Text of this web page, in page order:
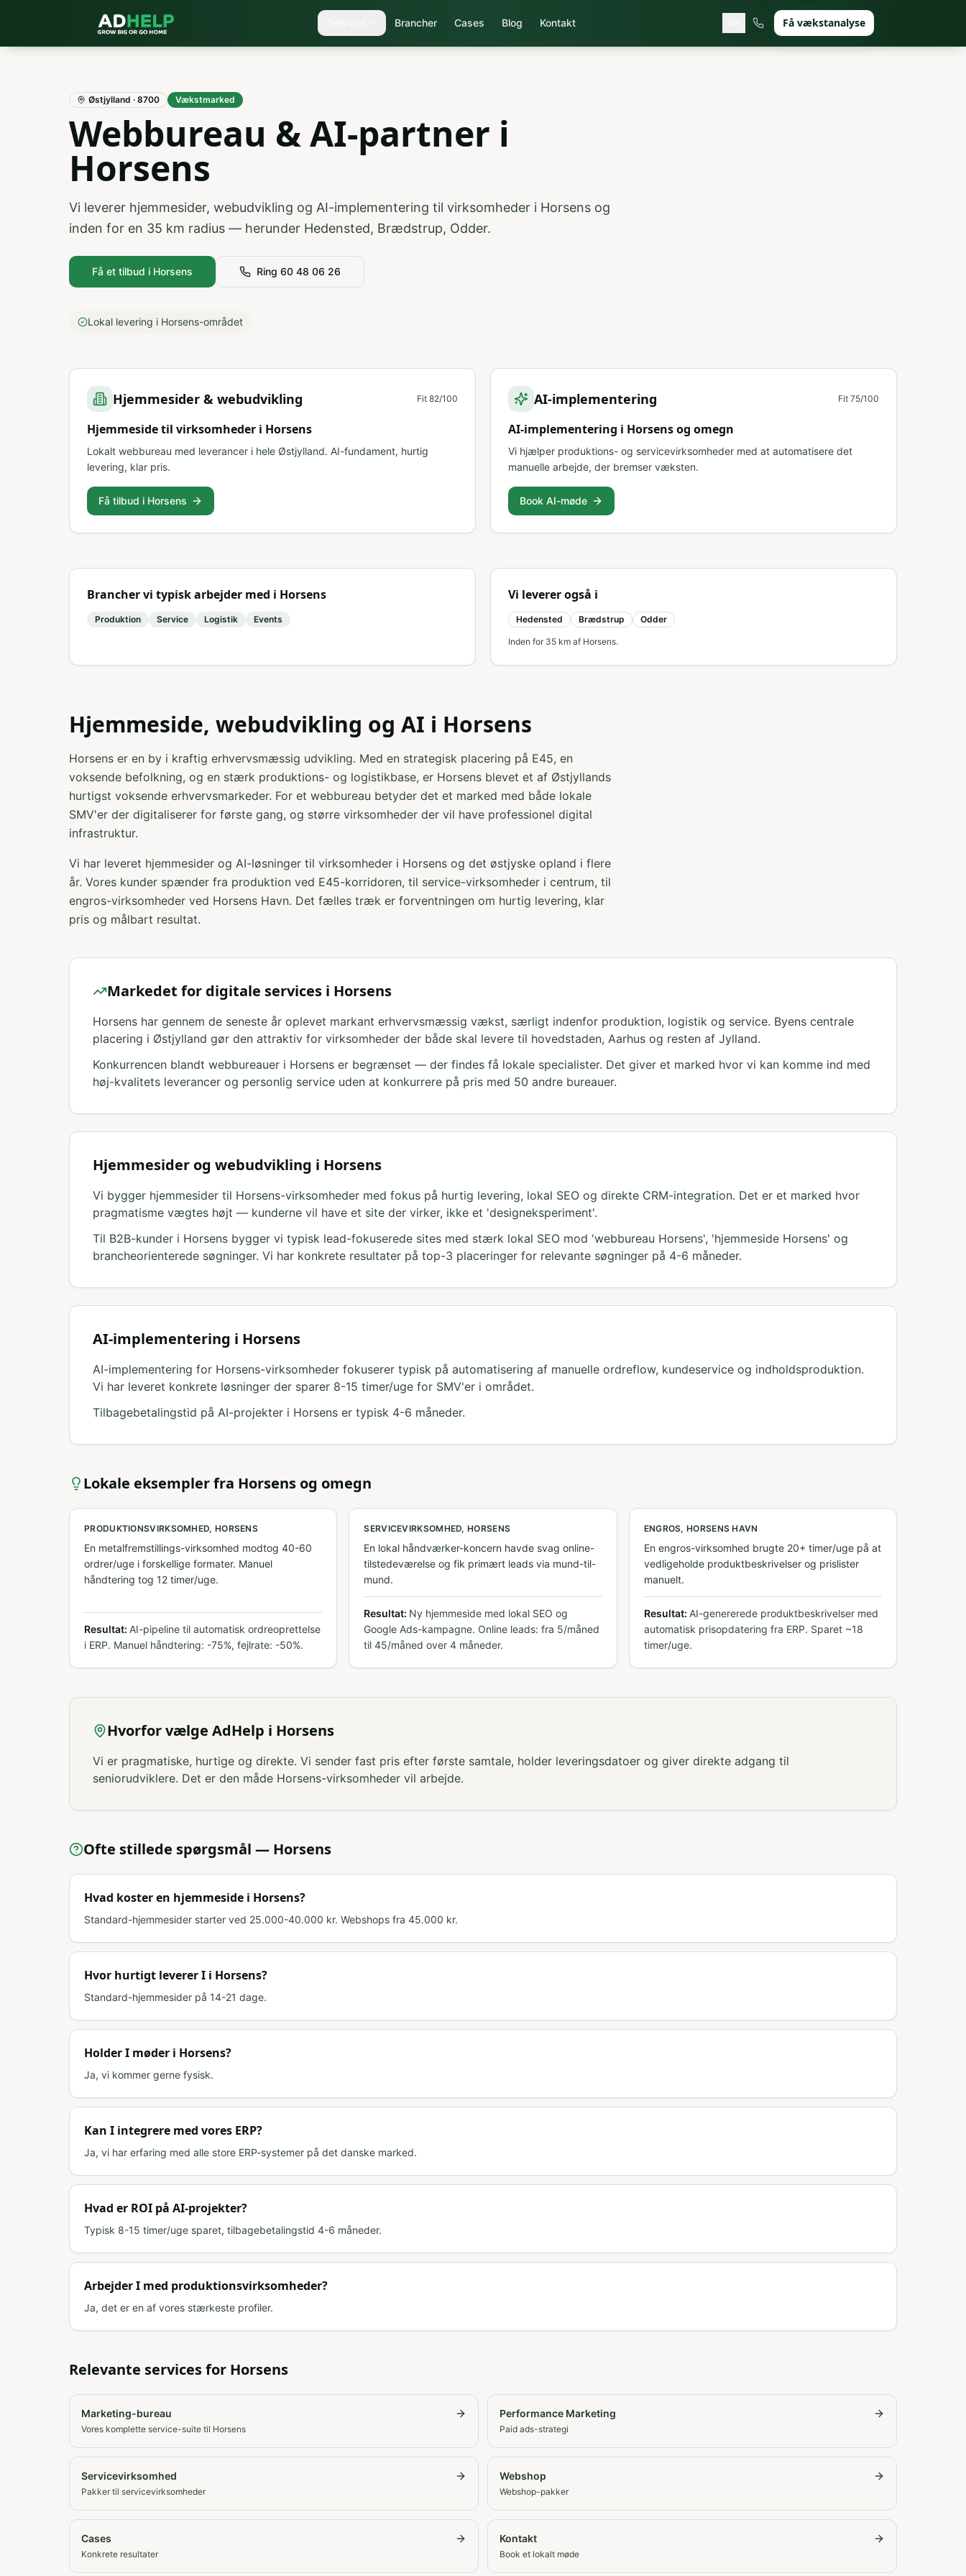
Brancher Cases Blog Kontakt Få vækstanalyse
Østjylland · 8700 Vækstmarked
Webbureau & AI-partner i
Horsens
Vi leverer hjemmesider, webudvikling og AI-implementering til virksomheder i Horsens og
inden for en 35 km radius — herunder Hedensted, Brædstrup, Odder.
Få et tilbud i Horsens Ring 60 48 06 26
Lokal levering i Horsens-området
Hjemmesider & webudvikling Fit 82/100
Hjemmeside til virksomheder i Horsens
Lokalt webbureau med leverancer i hele Østjylland. AI-fundament, hurtig
levering, klar pris.
Få tilbud i Horsens
AI-implementering Fit 75/100
AI-implementering i Horsens og omegn
Vi hjælper produktions- og servicevirksomheder med at automatisere det
manuelle arbejde, der bremser væksten.
Book AI-møde
Brancher vi typisk arbejder med i Horsens
Produktion Service Logistik Events
Vi leverer også i
Hedensted Brædstrup Odder
Inden for 35 km af Horsens.
Hjemmeside, webudvikling og AI i Horsens
Horsens er en by i kraftig erhvervsmæssig udvikling. Med en strategisk placering på E45, en
voksende befolkning, og en stærk produktions- og logistikbase, er Horsens blevet et af Østjyllands
hurtigst voksende erhvervsmarkeder. For et webbureau betyder det et marked med både lokale
SMV'er der digitaliserer for første gang, og større virksomheder der vil have professionel digital
infrastruktur.
Vi har leveret hjemmesider og AI-løsninger til virksomheder i Horsens og det østjyske opland i flere
år. Vores kunder spænder fra produktion ved E45-korridoren, til service-virksomheder i centrum, til
engros-virksomheder ved Horsens Havn. Det fælles træk er forventningen om hurtig levering, klar
pris og målbart resultat.
Markedet for digitale services i Horsens
Horsens har gennem de seneste år oplevet markant erhvervsmæssig vækst, særligt indenfor produktion, logistik og service. Byens centrale
placering i Østjylland gør den attraktiv for virksomheder der både skal levere til hovedstaden, Aarhus og resten af Jylland.
Konkurrencen blandt webbureauer i Horsens er begrænset — der findes få lokale specialister. Det giver et marked hvor vi kan komme ind med
høj-kvalitets leverancer og personlig service uden at konkurrere på pris med 50 andre bureauer.
Hjemmesider og webudvikling i Horsens
Vi bygger hjemmesider til Horsens-virksomheder med fokus på hurtig levering, lokal SEO og direkte CRM-integration. Det er et marked hvor
pragmatisme vægtes højt — kunderne vil have et site der virker, ikke et 'designeksperiment'.
Til B2B-kunder i Horsens bygger vi typisk lead-fokuserede sites med stærk lokal SEO mod 'webbureau Horsens', 'hjemmeside Horsens' og
brancheorienterede søgninger. Vi har konkrete resultater på top-3 placeringer for relevante søgninger på 4-6 måneder.
AI-implementering i Horsens
AI-implementering for Horsens-virksomheder fokuserer typisk på automatisering af manuelle ordreflow, kundeservice og indholdsproduktion.
Vi har leveret konkrete løsninger der sparer 8-15 timer/uge for SMV'er i området.
Tilbagebetalingstid på AI-projekter i Horsens er typisk 4-6 måneder.
Lokale eksempler fra Horsens og omegn
PRODUKTIONSVIRKSOMHED, HORSENS
En metalfremstillings-virksomhed modtog 40-60
ordrer/uge i forskellige formater. Manuel
håndtering tog 12 timer/uge.
Resultat: AI-pipeline til automatisk ordreoprettelse
i ERP. Manuel håndtering: -75%, fejlrate: -50%.
SERVICEVIRKSOMHED, HORSENS
En lokal håndværker-koncern havde svag online-
tilstedeværelse og fik primært leads via mund-til-
mund.
Resultat: Ny hjemmeside med lokal SEO og
Google Ads-kampagne. Online leads: fra 5/måned
til 45/måned over 4 måneder.
ENGROS, HORSENS HAVN
En engros-virksomhed brugte 20+ timer/uge på at
vedligeholde produktbeskrivelser og prislister
manuelt.
Resultat: AI-genererede produktbeskrivelser med
automatisk prisopdatering fra ERP. Sparet ~18
timer/uge.
Hvorfor vælge AdHelp i Horsens
Vi er pragmatiske, hurtige og direkte. Vi sender fast pris efter første samtale, holder leveringsdatoer og giver direkte adgang til
seniorudviklere. Det er den måde Horsens-virksomheder vil arbejde.
Ofte stillede spørgsmål — Horsens
Hvad koster en hjemmeside i Horsens?
Standard-hjemmesider starter ved 25.000-40.000 kr. Webshops fra 45.000 kr.
Hvor hurtigt leverer I i Horsens?
Standard-hjemmesider på 14-21 dage.
Holder I møder i Horsens?
Ja, vi kommer gerne fysisk.
Kan I integrere med vores ERP?
Ja, vi har erfaring med alle store ERP-systemer på det danske marked.
Hvad er ROI på AI-projekter?
Typisk 8-15 timer/uge sparet, tilbagebetalingstid 4-6 måneder.
Arbejder I med produktionsvirksomheder?
Ja, det er en af vores stærkeste profiler.
Relevante services for Horsens
Marketing-bureau
Vores komplette service-suite til Horsens
Performance Marketing
Paid ads-strategi
Servicevirksomhed
Pakker til servicevirksomheder
Webshop
Webshop-pakker
Cases
Konkrete resultater
Kontakt
Book et lokalt møde